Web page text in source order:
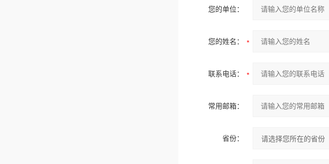
您的单位：
您的姓名：
联系电话：
常用邮箱：
省份：